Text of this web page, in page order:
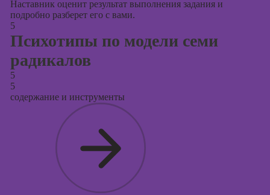
Наставник оценит результат выполнения задания и
подробно разберет его с вами.
5
Психотипы по модели семи
радикалов
5
5
содержание и инструменты